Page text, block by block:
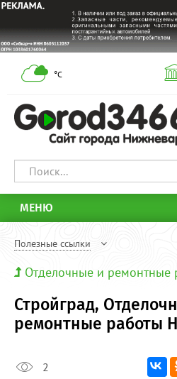
°С
МЕНЮ
Полезные ссылки
Отделочные и ремонтные
Стройград,
ремонтные работы
2